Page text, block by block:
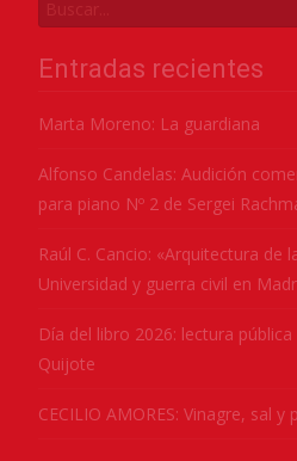
Entradas recientes
Marta Moreno: La guardiana
Alfonso Candelas: Audición
para piano Nº 2 de Sergei
Raúl C. Cancio: «Arquitectura de
Universidad y guerra civil en
Día del libro 2026: lectura
Quijote
CECILIO AMORES: Vinagre, sal y